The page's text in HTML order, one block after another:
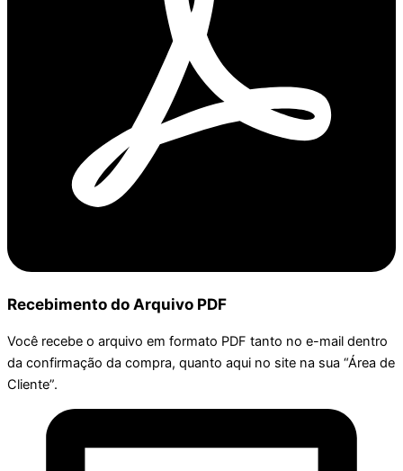
Recebimento do Arquivo PDF
Você recebe o arquivo em formato PDF tanto no e-mail dentro
da confirmação da compra, quanto aqui no site na sua “Área de
Cliente”.